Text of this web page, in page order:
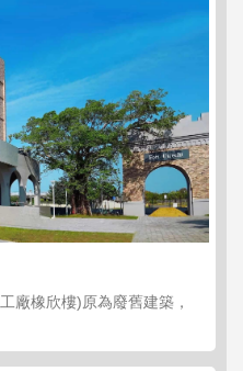
廠橡欣樓)原為廢舊建築，